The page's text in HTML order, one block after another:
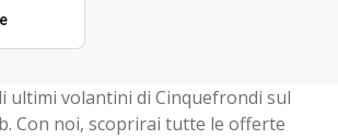
ultimi volantini di Cinquefrondi sul
Con noi, scoprirai tutte le offerte